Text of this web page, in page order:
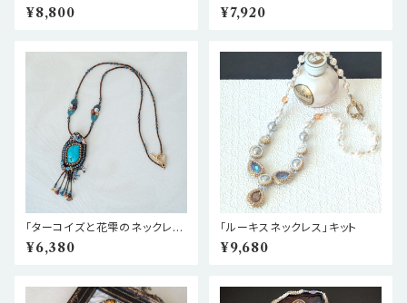
¥8,800 ¥7,920
「ターコイズと花雫のネックレ
ス」キット
¥6,380
「ルーキスネックレス」キット
¥9,680